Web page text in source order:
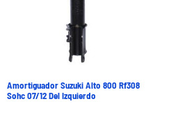
Amortiguador Suzuki Alto 800 Rf308
Sohc 07/12 Del Izquierdo